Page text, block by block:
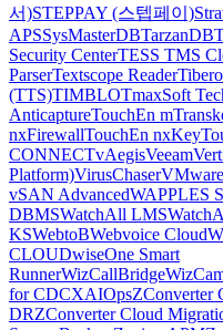
서)STEPPAY (스텝페이)
APSSysMasterDBTarzanDB
Security CenterTESS TMS
ParserTextscope Reader
(TTS)TIMBLOTmaxSoft
AnticaptureTouchEn
nxFirewallTouchEn nxKey
CONNECTvAegisVeeam
Platform)VirusChaser
vSAN AdvancedWAPPLES
DBMSWatchAll LMS
KSWebtoBWebvoice Cloud
CLOUDwiseOne Smart
RunnerWizCallBridge
for CDCXAIOpsZConverter
DRZConverter Cloud